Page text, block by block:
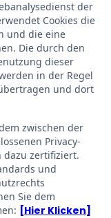
der
Cookies die
und die eine
Die durch den
dieser
in der Regel
und dort
zwischen der
Privacy-
dazu zertifiziert.
und
Sie dem
[Hier Klicken]